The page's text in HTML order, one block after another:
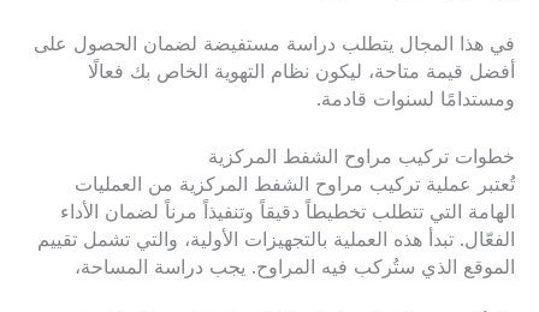
في هذا المجال يتطلب دراسة مستفيضة لضمان الحصول على
أفضل قيمة متاحة، ليكون نظام التهوية الخاص بك فعالًا
ومستدامًا لسنوات قادمة.
خطوات تركيب مراوح الشفط المركزية
تُعتبر عملية تركيب مراوح الشفط المركزية من العمليات
الهامة التي تتطلب تخطيطاً دقيقاً وتنفيذاً مرناً لضمان الأداء
الفعّال. تبدأ هذه العملية بالتجهيزات الأولية، والتي تشمل تقييم
الموقع الذي ستُركب فيه المراوح. يجب دراسة المساحة،